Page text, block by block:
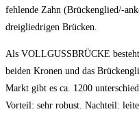
fehlende Zahn (Brückenglied/-
dreigliedrigen Brücken.
Als VOLLGUSSBRÜCKE
beiden Kronen und das
Markt gibt es ca. 1200
Vorteil: sehr robust. Nachteil: